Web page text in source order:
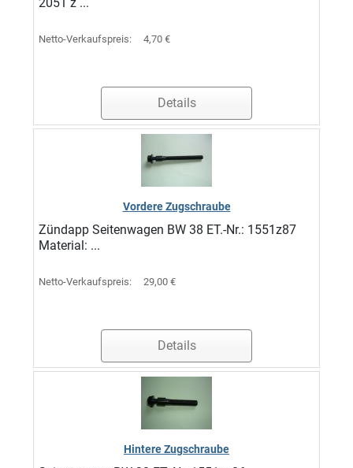
Netto-Verkaufspreis: 4,70 €
Details
Vordere Zugschraube
Zündapp Seitenwagen BW 38 ET.-Nr.: 1551z87
Material: ...
Netto-Verkaufspreis: 29,00 €
Details
Hintere Zugschraube